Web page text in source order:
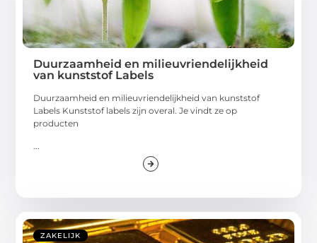
Duurzaamheid en milieuvriendelijkheid
van kunststof Labels
Duurzaamheid en milieuvriendelijkheid van kunststof
Labels Kunststof labels zijn overal. Je vindt ze op
producten
...
ZAKELIJK